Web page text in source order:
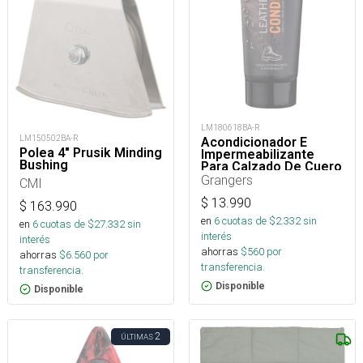
LM150502BA-R
Polea 4" Prusik Minding
Bushing
CMI
$ 163.990
en 6cuotas de $27.332sin
interés
ahorras $6.560 por
transferencia.
Disponible
LM180618BA-R
Acondicionador E
Impermeabilizante
Para Calzado De Cuero
75 Ml
Grangers
$ 13.990
en 6cuotas de $2.332sin
interés
ahorras $560 por
transferencia.
Disponible
ÚLTIMAS2